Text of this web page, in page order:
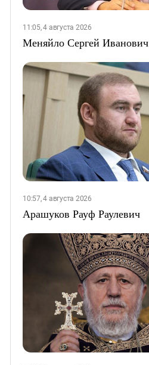
11:05, 4 августа 2026
Меняйло Сергей Иванович
10:57, 4 августа 2026
Арашуков Рауф Раулевич